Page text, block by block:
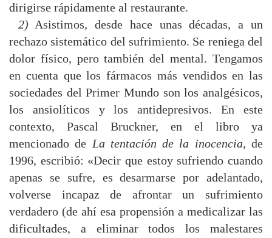
dirigirse rápidamente al restaurante.
2) Asistimos, desde hace unas décadas, a un
rechazo sistemático del sufrimiento. Se reniega del
dolor físico, pero también del mental. Tengamos
en cuenta que los fármacos más vendidos en las
sociedades del Primer Mundo son los analgésicos,
los ansiolíticos y los antidepresivos. En este
contexto, Pascal Bruckner, en el libro ya
mencionado de La tentación de la inocencia, de
1996, escribió: «Decir que estoy sufriendo cuando
apenas se sufre, es desarmarse por adelantado,
volverse incapaz de afrontar un sufrimiento
verdadero (de ahí esa propensión a medicalizar las
dificultades, a eliminar todos los malestares